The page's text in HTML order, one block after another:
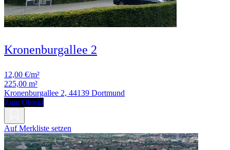
Kronenburgallee 2
12,00 €/m²
225,00 m²
Kronenburgallee 2, 44139 Dortmund
Zum Objekt
Auf Merkliste setzen